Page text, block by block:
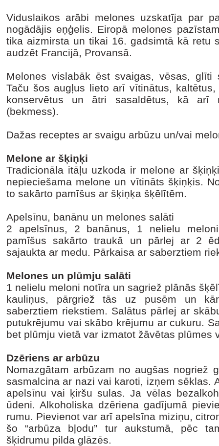
Viduslaikos arābi melones uzskatīja par
nogādājis eņģelis. Eiropā melones
tika aizmirsta un tikai 16. gadsimtā kā retu
audzēt Francijā, Provansā.
Melones vislabāk ēst svaigas, vēsas,
Taču šos augļus lieto arī vītinātus,
konservētus un ātri sasaldētus, kā arī
(bekmess).
Dažas receptes ar svaigu arbūzu un/vai
Melone ar šķiņķi
Tradicionāla itāļu uzkoda ir melone ar
nepieciešama melone un vītināts šķiņķis.
to sakārto pamīšus ar šķiņķa šķēlītēm.
Apelsīnu, banānu un melones salāti
2 apelsīnus, 2 banānus, 1 nelielu
pamīšus sakārto traukā un pārlej ar 2
sajaukta ar medu. Pārkaisa ar saberztiem
Melones un plūmju salāti
1 nelielu meloni notīra un sagriež plānās
kauliņus, pārgriež tās uz pusēm un
saberztiem riekstiem. Salātus pārlej ar
putukrējumu vai skābo krējumu ar cukuru.
bet plūmju vietā var izmatot žāvētas plūmes
Dzēriens ar arbūzu
Nomazgātam arbūzam no augšas
sasmalcina ar nazi vai karoti, izņem sēklas.
apelsīnu vai ķiršu sulas. Ja vēlas
ūdeni. Alkoholiska dzēriena gadījumā
rumu. Pievienot var arī apelsīna miziņu,
šo “arbūza bļodu” tur aukstumā, pēc
šķidrumu pilda glāzēs.